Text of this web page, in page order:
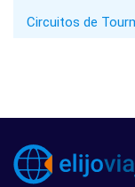
Circuitos de